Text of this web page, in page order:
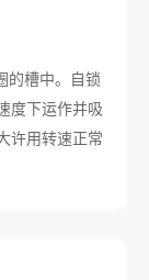
的槽中。自锁
度下运作并吸
许用转速正常